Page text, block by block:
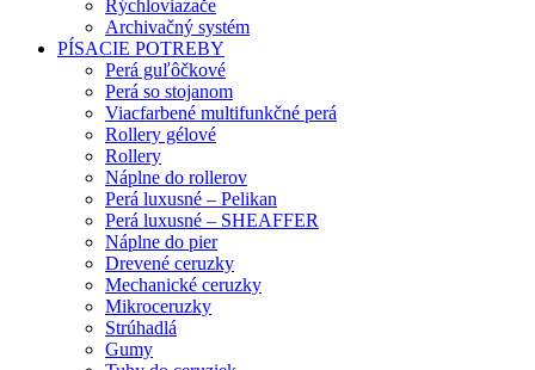
Rýchloviazače
Archivačný systém
PÍSACIE POTREBY
Perá guľôčkové
Perá so stojanom
Viacfarbené multifunkčné perá
Rollery gélové
Rollery
Náplne do rollerov
Perá luxusné – Pelikan
Perá luxusné – SHEAFFER
Náplne do pier
Drevené ceruzky
Mechanické ceruzky
Mikroceruzky
Strúhadlá
Gumy